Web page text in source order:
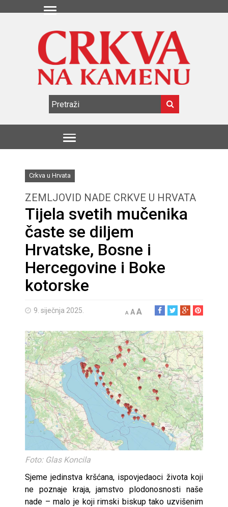
Crkva u Hrvata
ZEMLJOVID NADE CRKVE U HRVATA
Tijela svetih mučenika
časte se diljem
Hrvatske, Bosne i
Hercegovine i Boke
kotorske
9. siječnja 2025. A AA
Foto: Glas Koncila
Sjeme jedinstva kršćana, ispovjedaoci života koji
ne poznaje kraja, jamstvo plodonosnosti naše
nade – malo je koji rimski biskup tako uzvišenim